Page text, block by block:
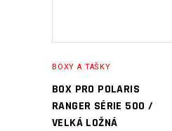
BOXY A TAŠKY
BOX PRO POLARIS
RANGER SÉRIE 500 /
VELKÁ LOŽNÁ